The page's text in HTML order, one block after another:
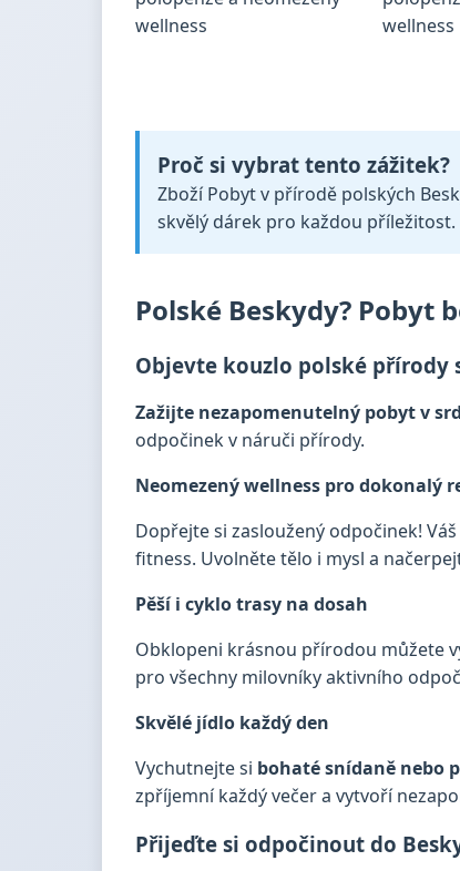
Proč si vybrat tento zážitek?
Zboží Pobyt v přírodě polských
skvělý dárek pro každou příležitost.
Polské Beskydy? Pobyt
Objevte kouzlo polské přírody
Zažijte nezapomenutelný pobyt v
odpočinek v náruči přírody.
Neomezený wellness pro dokonalý
Dopřejte si zasloužený odpočinek!
fitness. Uvolněte tělo i mysl a
Pěší i cyklo trasy na dosah
Obklopeni krásnou přírodou můžete
pro všechny milovníky aktivního
Skvělé jídlo každý den
Vychutnejte si bohaté snídaně nebo
zpříjemní každý večer a vytvoří
Přijeďte si odpočinout do